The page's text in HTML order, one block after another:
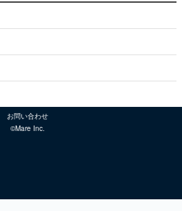
お問い合わせ
©Mare Inc.